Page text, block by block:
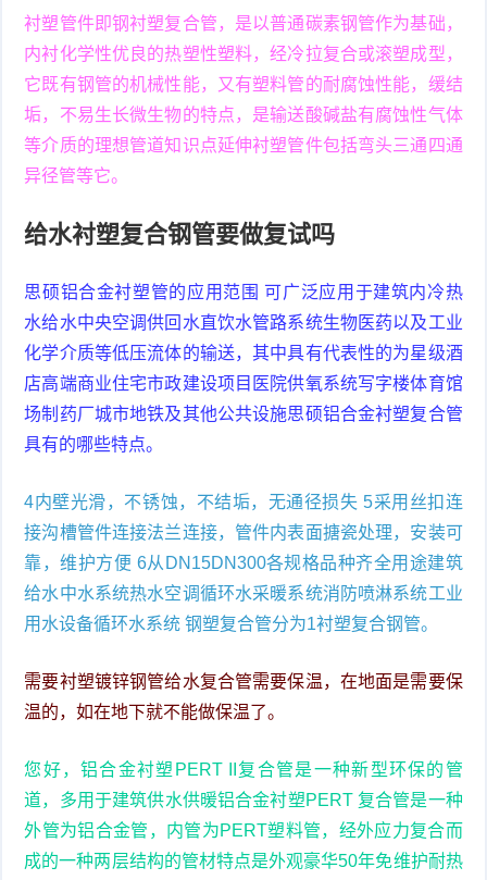
衬塑管件即钢衬塑复合管，是以普通碳素钢管作为基础，
内衬化学性优良的热塑性塑料，经冷拉复合或滚塑成型，
它既有钢管的机械性能，又有塑料管的耐腐蚀性能，缓结
垢，不易生长微生物的特点，是输送酸碱盐有腐蚀性气体
等介质的理想管道知识点延伸衬塑管件包括弯头三通四通
异径管等它。
给水衬塑复合钢管要做复试吗
思硕铝合金衬塑管的应用范围 可广泛应用于建筑内冷热
水给水中央空调供回水直饮水管路系统生物医药以及工业
化学介质等低压流体的输送，其中具有代表性的为星级酒
店高端商业住宅市政建设项目医院供氧系统写字楼体育馆
场制药厂城市地铁及其他公共设施思硕铝合金衬塑复合管
具有的哪些特点。
4内壁光滑，不锈蚀，不结垢，无通径损失 5采用丝扣连
接沟槽管件连接法兰连接，管件内表面搪瓷处理，安装可
靠，维护方便 6从DN15DN300各规格品种齐全用途建筑
给水中水系统热水空调循环水采暖系统消防喷淋系统工业
用水设备循环水系统 钢塑复合管分为1衬塑复合钢管。
需要衬塑镀锌钢管给水复合管需要保温，在地面是需要保
温的，如在地下就不能做保温了。
您好，铝合金衬塑PERT II复合管是一种新型环保的管
道，多用于建筑供水供暖铝合金衬塑PERT 复合管是一种
外管为铝合金管，内管为PERT塑料管，经外应力复合而
成的一种两层结构的管材特点是外观豪华50年免维护耐热